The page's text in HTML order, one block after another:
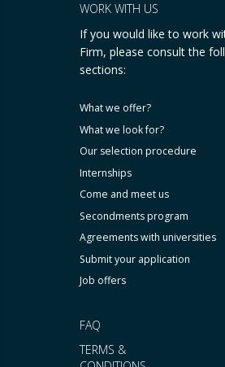
FAQ
TERMS &
WORK WITH US
If you would like to work
Firm, please consult the
sections:
What we offer?
What we look for?
Our selection procedure
Internships
Come and meet us
Secondments program
Agreements with universities
Submit your application
Job offers